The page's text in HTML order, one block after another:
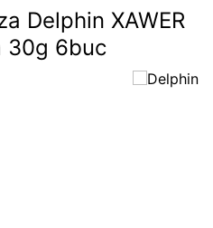
Delphin XAWER
30g 6buc